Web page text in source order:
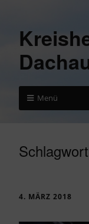
Menü
4. MÄRZ 2018